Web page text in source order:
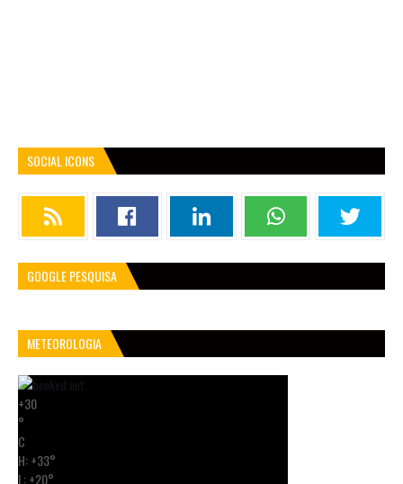
SOCIAL ICONS
GOOGLE PESQUISA
METEOROLOGIA
+30
°
C
H:+33°
L:+20°